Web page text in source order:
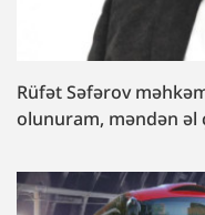
Rüfət Səfərov
olunuram, məndən əl